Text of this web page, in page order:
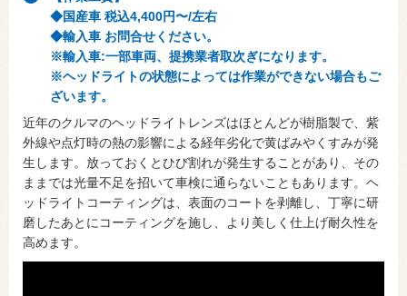
◆国産車 税込4,400円〜/左右
◆輸入車 お問合せください。
※輸入車:一部車両、提携業者取次ぎになります。
※ヘッドライトの状態によっては作業ができない場合もご
ざいます。
近年のクルマのヘッドライトレンズはほとんどが樹脂製で、紫
外線や点灯時の熱の影響による経年劣化で黄ばみやくすみが発
生します。放っておくとひび割れが発生することがあり、その
ままでは光量不足を招いて車検に通らないこともあります。ヘ
ッドライトコーティングは、表面のコートを剥離し、丁寧に研
磨したあとにコーティングを施し、より美しく仕上げ耐久性を
高めます。